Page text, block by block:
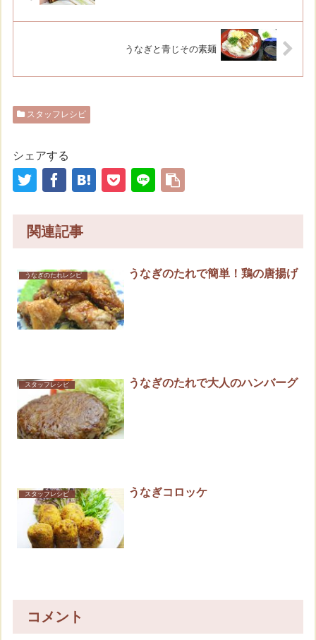
うなぎと青じその素麺
スタッフレシピ
シェアする
関連記事
うなぎのたれレシピ うなぎのたれで簡単！鶏の唐揚げ
スタッフレシピ うなぎのたれで大人のハンバーグ
スタッフレシピ うなぎコロッケ
コメント